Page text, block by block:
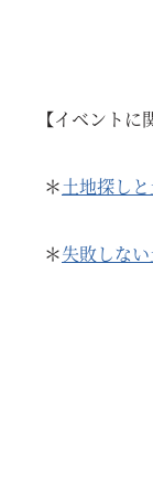
【イベントに
＊土地探し
＊失敗しな